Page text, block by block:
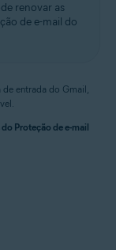
renovar as
de e-mail do
de entrada do Gmail,
Proteção de e-mail